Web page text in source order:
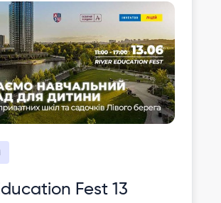
Fest 13